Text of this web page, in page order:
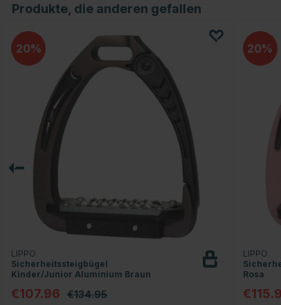
Produkte, die anderen gefallen
20
LIPPO
Sicherheitssteigbügel
Kinder/Junior Aluminium Braun
€107.96 €134.95
20
LIPPO
Rosa